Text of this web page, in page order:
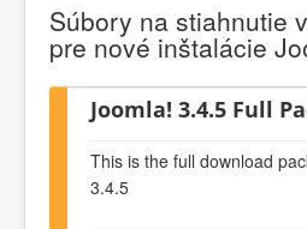
Súbory na stiahnutie
pre nové inštalácie
Joomla! 3.4.5 Full
This is the full download
3.4.5